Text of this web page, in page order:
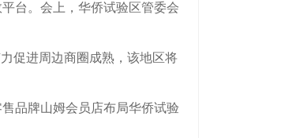
台。会上，华侨试验区管委会
促进周边商圈成熟，该地区将
品牌山姆会员店布局华侨试验